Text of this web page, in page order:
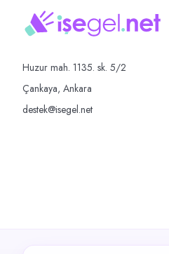
Huzur mah. 1135. sk. 5/2
Çankaya, Ankara
destek@isegel.net